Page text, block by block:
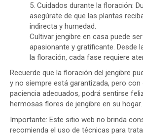
5. Cuidados durante la floración:
asegúrate de que las plantas
indirecta y humedad.
Cultivar jengibre en casa puede
apasionante y gratificante. Desde
la floración, cada fase requiere
Recuerde que la floración del jengibre
y no siempre está garantizada, pero con
paciencia adecuados, podrá sentirse
hermosas flores de jengibre en su hogar.
Importante: Este sitio web no brinda
recomienda el uso de técnicas para